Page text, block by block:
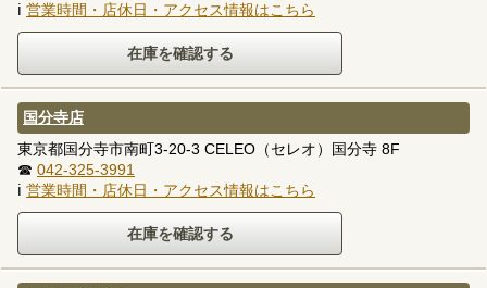
ℹ 営業時間・店休日・アクセス情報はこちら
国分寺店
東京都国分寺市南町3-20-3 CELEO（セレオ）国分寺 8F
☎ 042-325-3991
ℹ 営業時間・店休日・アクセス情報はこちら